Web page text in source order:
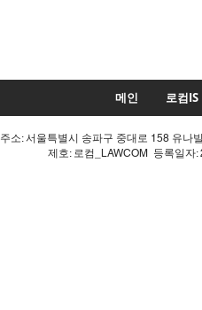
메인 로컴IS
주소: 서울특별시 송파구 중대로 158 유
제호: 로컴_LAWCOM 등록일